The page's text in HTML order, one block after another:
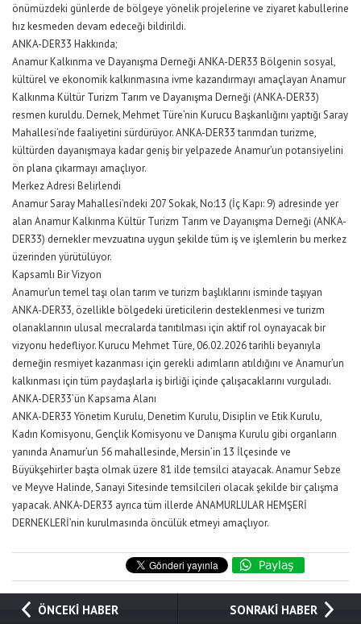
önümüzdeki günlerde de bölgeye yönelik projelerine ve ziyaret kabullerine
hız kesmeden devam edeceği bildirildi.
ANKA-DER33 Hakkında;
Anamur Kalkınma ve Dayanışma Derneği ANKA-DER33 Bölgenin sosyal,
kültürel ve ekonomik kalkınmasına ivme kazandırmayı amaçlayan Anamur
Kalkınma Kültür Turizm Tarım ve Dayanışma Derneği (ANKA-DER33)
resmen kuruldu. Dernek, Mehmet Türe’nin Kurucu Başkanlığını yaptığı Saray
Mahallesi’nde faaliyetini sürdürüyor. ANKA-DER33 tarımdan turizme,
kültürden dayanışmaya kadar geniş bir yelpazede Anamur’un potansiyelini
ön plana çıkarmayı amaçlıyor.
Merkez Adresi Belirlendi
Anamur Saray Mahallesi’ndeki 207 Sokak, No:13 (İç Kapı: 9) adresinde yer
alan Anamur Kalkınma Kültür Turizm Tarım ve Dayanışma Derneği (ANKA-
DER33) dernekler mevzuatına uygun şekilde tüm iş ve işlemlerin bu merkez
üzerinden yürütülüyor.
Kapsamlı Bir Vizyon
Anamur’un temel taşı olan tarım ve turizm başlıklarını isminde taşıyan
ANKA-DER33, özellikle bölgedeki üreticilerin desteklenmesi ve turizm
olanaklarının ulusal mecralarda tanıtılması için aktif rol oynayacak bir
vizyonu hedefliyor. Kurucu Mehmet Türe, 06.02.2026 tarihli beyanıyla
derneğin resmiyet kazanması için gerekli adımların atıldığını ve Anamur’un
kalkınması için tüm paydaşlarla iş birliği içinde çalışacaklarını vurguladı.
ANKA-DER33’ün Kapsama Alanı
ANKA-DER33 Yönetim Kurulu, Denetim Kurulu, Disiplin ve Etik Kurulu,
Kadın Komisyonu, Gençlik Komisyonu ve Danışma Kurulu gibi organların
yanında Anamur’un 56 mahallesinde, Mersin’in 13 İlçesinde ve
Büyükşehirler başta olmak üzere 81 ilde temsilci atayacak. Anamur Sebze
ve Meyve Halinde, Sanayi Sitesinde temsilcileri olacak şekilde bir çalışma
yapacak. ANKA-DER33 ayrıca tüm illerde ANAMURLULAR HEMŞERİ
DERNEKLERİ’nin kurulmasında öncülük etmeyi amaçlıyor.
ÖNCEKİ HABER SONRAKİ HABER